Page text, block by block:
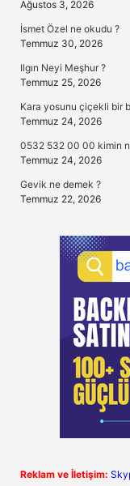
Ağustos 3, 2026
İsmet Özel ne okudu ?
Temmuz 30, 2026
Ilgın Neyi Meşhur ?
Temmuz 25, 2026
Kara yosunu çiçekli bir
Temmuz 24, 2026
0532 532 00 00 kimin
Temmuz 24, 2026
Gevik ne demek ?
Temmuz 22, 2026
Reklam ve İletişim: